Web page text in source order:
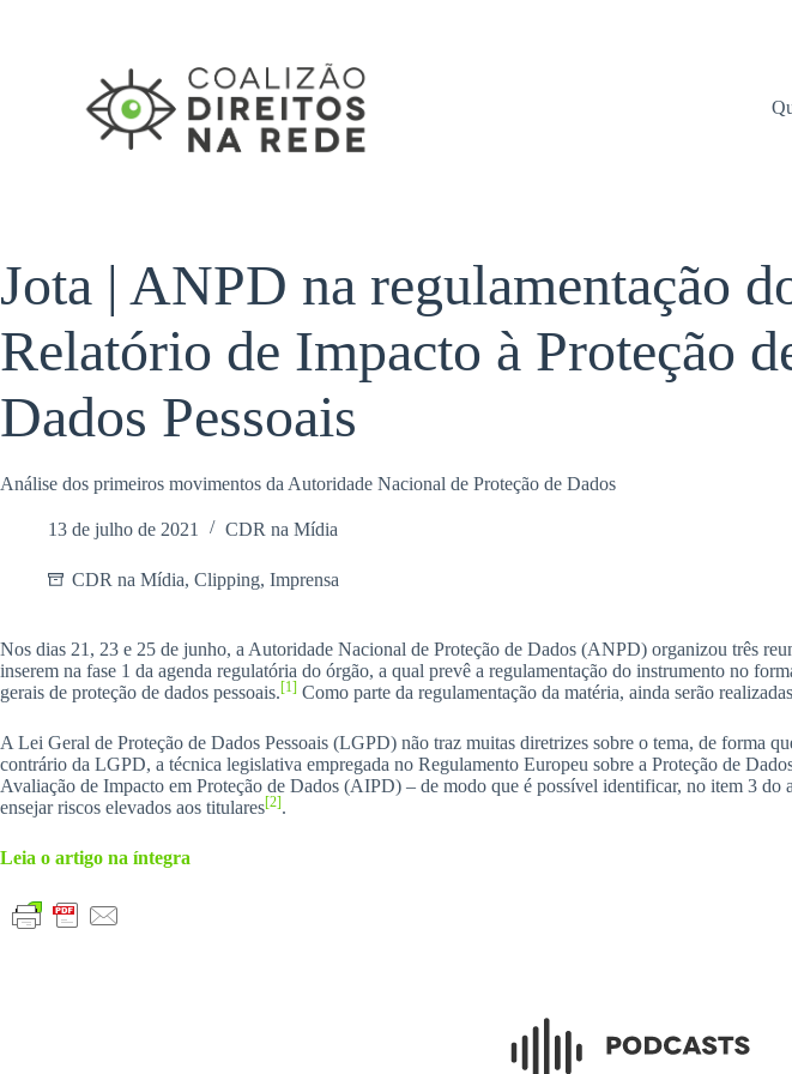
Jota | ANPD na regulamentação
Relatório de Impacto à Proteção
Dados Pessoais
Análise dos primeiros movimentos da Autoridade Nacional de Proteção de Dados
13 de julho de 2021 CDR na Mídia
CDR na Mídia, Clipping, Imprensa
Nos dias 21, 23 e 25 de junho, a Autoridade Nacional de Proteção de Dados (ANPD) organizou três
inserem na fase 1 da agenda regulatória do órgão, a qual prevê a regulamentação do instrumento no
gerais de proteção de dados pessoais.[1] Como parte da regulamentação da matéria, ainda serão
A Lei Geral de Proteção de Dados Pessoais (LGPD) não traz muitas diretrizes sobre o tema, de forma
contrário da LGPD, a técnica legislativa empregada no Regulamento Europeu sobre a Proteção de
Avaliação de Impacto em Proteção de Dados (AIPD) – de modo que é possível identificar, no item 3
ensejar riscos elevados aos titulares[2].
Leia o artigo na íntegra